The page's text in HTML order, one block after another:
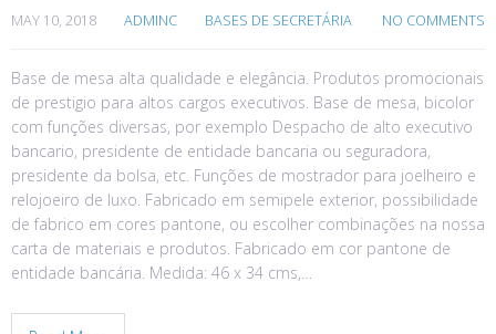
MAY 10, 2018 ADMINC BASES DE SECRETÁRIA NO COMMENTS
Base de mesa alta qualidade e elegância. Produtos promocionais
de prestigio para altos cargos executivos. Base de mesa, bicolor
com funções diversas, por exemplo Despacho de alto executivo
bancario, presidente de entidade bancaria ou seguradora,
presidente da bolsa, etc. Funções de mostrador para joelheiro e
relojoeiro de luxo. Fabricado em semipele exterior, possibilidade
de fabrico em cores pantone, ou escolher combinações na nossa
carta de materiais e produtos. Fabricado em cor pantone de
entidade bancária. Medida: 46 x 34 cms,…